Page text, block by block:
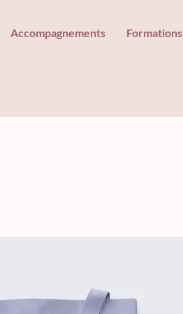
Accompagnements Formations